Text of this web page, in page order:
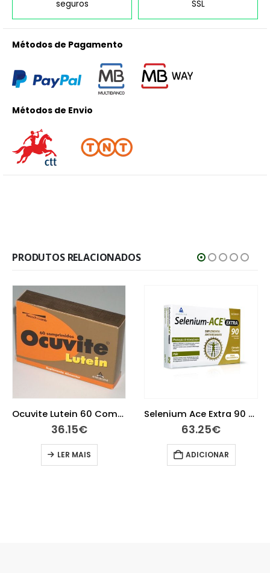
seguros
SSL
Métodos de Pagamento
Métodos de Envio
PRODUTOS RELACIONADOS
Ocuvite Lutein 60 Comprimidos
36.15€
LER MAIS
Selenium Ace Extra 90 comprimidos
63.25€
ADICIONAR